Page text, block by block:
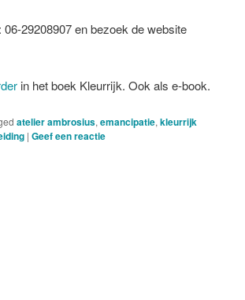
29208907 en bezoek de website
in het boek Kleurrijk. Ook als e-book.
atelier ambrosius, emancipatie, kleurrijk
| Geef een reactie